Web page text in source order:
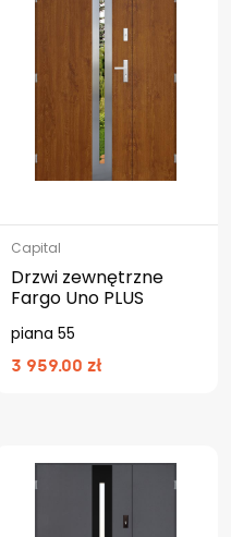
Capital
Drzwi zewnętrzne
Fargo Uno PLUS
piana 55
3 959.00 zł